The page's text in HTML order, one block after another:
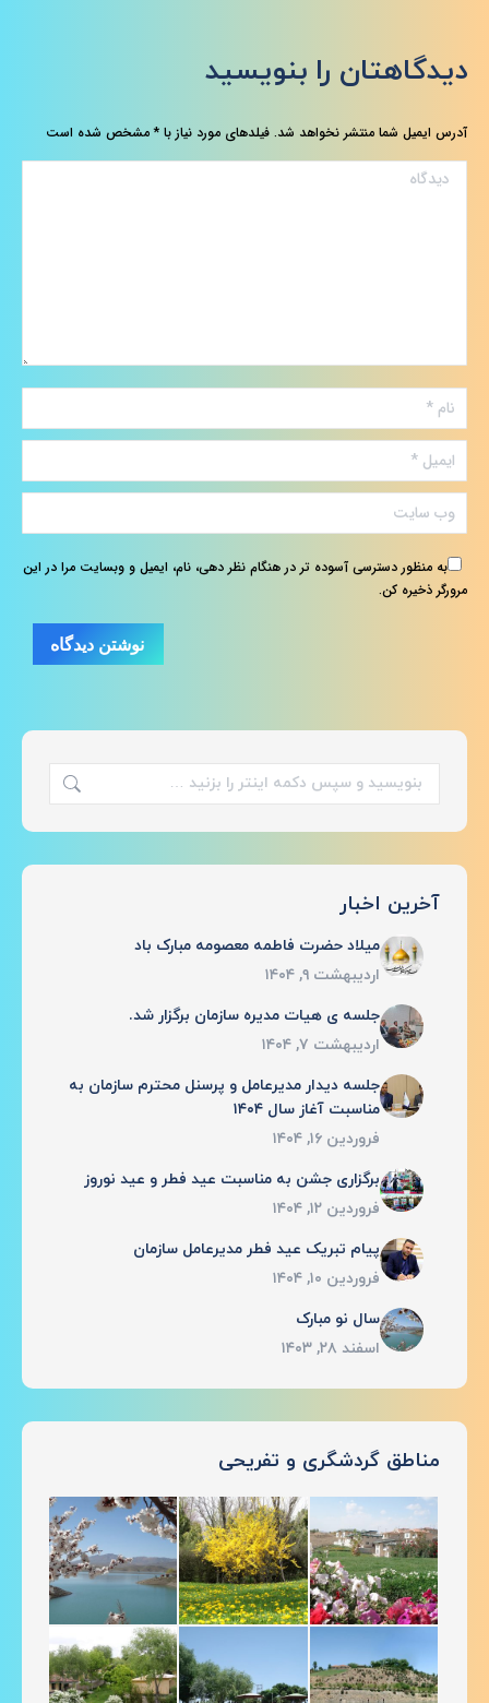
دیدگاهتان را بنویسید
آدرس ایمیل شما منتشر نخواهد شد. فیلدهای مورد نیاز با *مشخص شده است
دیدگاه
نام *
ایمیل *
وب سایت
به منظور دسترسی آسوده تر در هنگام نظر دهی، نام، ایمیل و وبسایت مرا در این
مرورگر ذخیره کن.
نوشتن دیدگاه
جستجو:
آخرین اخبار
میلاد حضرت فاطمه معصومه مبارک باد
اردیبهشت ۹, ۱۴۰۴
جلسه ی هیات مدیره سازمان برگزار شد.
اردیبهشت ۷, ۱۴۰۴
جلسه دیدار مدیرعامل و پرسنل محترم سازمان به
مناسبت آغاز سال ۱۴۰۴
فروردین ۱۶, ۱۴۰۴
برگزاری جشن به مناسبت عید فطر و عید نوروز
فروردین ۱۲, ۱۴۰۴
پیام تبریک عید فطر مدیرعامل سازمان
فروردین ۱۰, ۱۴۰۴
سال نو مبارک
اسفند ۲۸, ۱۴۰۳
مناطق گردشگری و تفریحی